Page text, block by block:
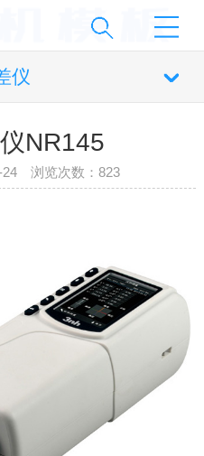
仪
NR145
24 浏览次数：823